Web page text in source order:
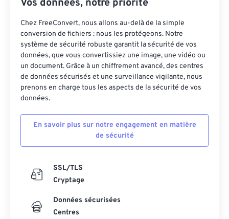
Vos données, notre priorité
Chez FreeConvert, nous allons au-delà de la simple
conversion de fichiers : nous les protégeons. Notre
système de sécurité robuste garantit la sécurité de vos
données, que vous convertissiez une image, une vidéo ou
un document. Grâce à un chiffrement avancé, des centres
de données sécurisés et une surveillance vigilante, nous
prenons en charge tous les aspects de la sécurité de vos
données.
En savoir plus sur notre engagement en matière
de sécurité
SSL/TLS
Cryptage
Données sécurisées
Centres